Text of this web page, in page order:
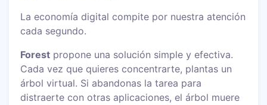
La economía digital compite por nuestra atención
cada segundo.
Forest propone una solución simple y efectiva.
Cada vez que quieres concentrarte, plantas un
árbol virtual. Si abandonas la tarea para
distraerte con otras aplicaciones, el árbol muere